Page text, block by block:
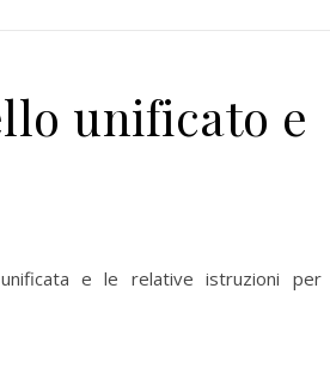
unificato e
e le relative istruzioni per